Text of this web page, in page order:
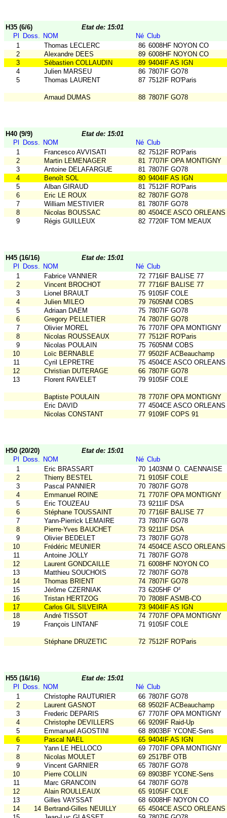
H35 (6/6)
Etat de: 15:01
Pl
Doss. NOM Né Club
1
Thomas LECLERC 86 6008HF NOYON CO
2
Alexandre DEES 89 6008HF NOYON CO
3
Sébastien COLLAUDIN 89 9404IF AS IGN
4
Julien MARSEU 86 7807IF GO78
5
Thomas LAURENT 87 7512IF RO'Paris
Arnaud DUMAS 88 7807IF GO78
H40 (9/9)
Etat de: 15:01
Pl
Doss. NOM Né Club
1
Francesco AVVISATI 82 7512IF RO'Paris
2
Martin LEMENAGER 81 7707IF OPA MONTIGNY
3
Antoine DELAFARGUE 81 7807IF GO78
4
Benoît SOL 80 9404IF AS IGN
5
Alban GIRAUD 81 7512IF RO'Paris
6
Eric LE ROUX 82 7807IF GO78
7
William MESTIVIER 81 7807IF GO78
8
Nicolas BOUSSAC 80 4504CE ASCO ORLEANS
9
Régis GUILLEUX 82 7720IF TOM MEAUX
H45 (16/16)
Etat de: 15:01
Pl
Doss. NOM Né Club
1
Fabrice VANNIER 72 7716IF BALISE 77
2
Vincent BROCHOT 77 7716IF BALISE 77
3
Lionel BRAULT 75 9105IF COLE
4
Julien MILEO 79 7605NM COBS
5
Adriaan DAEM 75 7807IF GO78
6
Gregory PELLETIER 74 7807IF GO78
7
Olivier MOREL 76 7707IF OPA MONTIGNY
8
Nicolas ROUSSEAUX 77 7512IF RO'Paris
9
Nicolas POULAIN 75 7605NM COBS
10
Loïc BERNABLE 77 9502IF ACBeauchamp
11
Cyril LEPRETRE 75 4504CE ASCO ORLEANS
12
Christian DUTERAGE 66 7807IF GO78
13
Florent RAVELET 79 9105IF COLE
Baptiste POULAIN 78 7707IF OPA MONTIGNY
Eric DAVID
77 4504CE ASCO ORLEANS
Nicolas CONSTANT
77 9109IF COPS 91
H50 (20/20)
Etat de: 15:01
Pl
Doss. NOM Né Club
1
Eric BRASSART 70 1403NM O. CAENNAISE
2
Thierry BESTEL 71 9105IF COLE
3
Pascal PANNIER 70 7807IF GO78
4
Emmanuel ROINE 71 7707IF OPA MONTIGNY
5
Eric TOUZEAU 73 9211IF DSA
6
Stéphane TOUSSAINT 70 7716IF BALISE 77
7
Yann-Pierrick LEMAIRE 73 7807IF GO78
8
Pierre-Yves BAUCHET 73 9211IF DSA
9
Olivier BEDELET 73 7807IF GO78
10
Frédéric MEUNIER 74 4504CE ASCO ORLEANS
11
Antoine JOLLY 71 7807IF GO78
12
Laurent GONDCAILLE 71 6008HF NOYON CO
13
Matthieu SOUCHOIS 72 7807IF GO78
14
Thomas BRIENT 74 7807IF GO78
15
Jérôme CZERNIAK 73 6205HF O²
16
Tristan HERTZOG 70 7808IF ASMB-CO
17
Carlos GIL SILVEIRA 73 9404IF AS IGN
18
André TISSOT 74 7707IF OPA MONTIGNY
19
François LINTANF 71 9105IF COLE
Stéphane DRUZETIC 72 7512IF RO'Paris
H55 (16/16)
Etat de: 15:01
Pl
Doss. NOM Né Club
1
Christophe RAUTURIER 66 7807IF GO78
2
Laurent GASNOT 68 9502IF ACBeauchamp
3
Frederic DEPARIS 67 7707IF OPA MONTIGNY
4
Christophe DEVILLERS 66 9209IF Raid-Up
5
Emmanuel AGOSTINI 68 8903BF YCONE-Sens
6
Pascal NAEL 65 9404IF AS IGN
7
Yann LE HELLOCO 69 7707IF OPA MONTIGNY
8
Nicolas MOULET 69 2517BF OTB
9
Vincent GARNIER 65 7807IF GO78
10
Pierre COLLIN 69 8903BF YCONE-Sens
11
Marc GRANCOIN 64 7807IF GO78
12
Alain ROULLEAUX 65 9105IF COLE
13
Gilles VAYSSAT 68 6008HF NOYON CO
14
14 Bertrand-Gilles NEUILLY 65 4504CE ASCO ORLEANS